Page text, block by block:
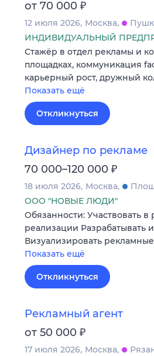
от 70 000 ₽
12 июля 2026 Москва
ИНДИВИДУАЛЬНЫЙ
Стажёр в отдел рекламы и
площадках, коммуникация
карьерный рост, дружный
Показать ещё
Откликнуться
Дизайнер по рекламе
70 000–120 000 ₽
18 июля 2026 Москва
ООО "НОВЫЕ ЛЮДИ"
Обязанности: Участвовать
реализации
Визуализировать
Показать ещё
Откликнуться
Рекламный агент
от 50 000 ₽
17 июля 2026 Москва